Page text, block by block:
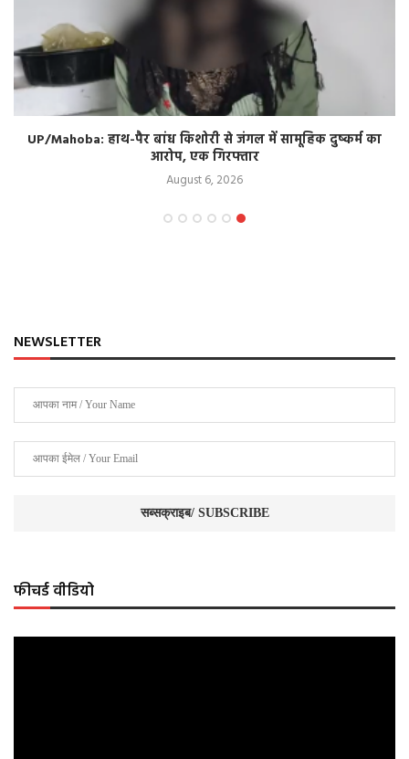
UP/Mahoba: हाथ-पैर बांध किशोरी से जंगल में सामूहिक दुष्कर्म का
आरोप, एक गिरफ्तार
August 6, 2026
NEWSLETTER
फीचर्ड वीडियो